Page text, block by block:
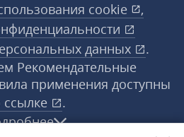
cookie
,
данных
.
Рекомендательные
применения доступны
ссылке
.